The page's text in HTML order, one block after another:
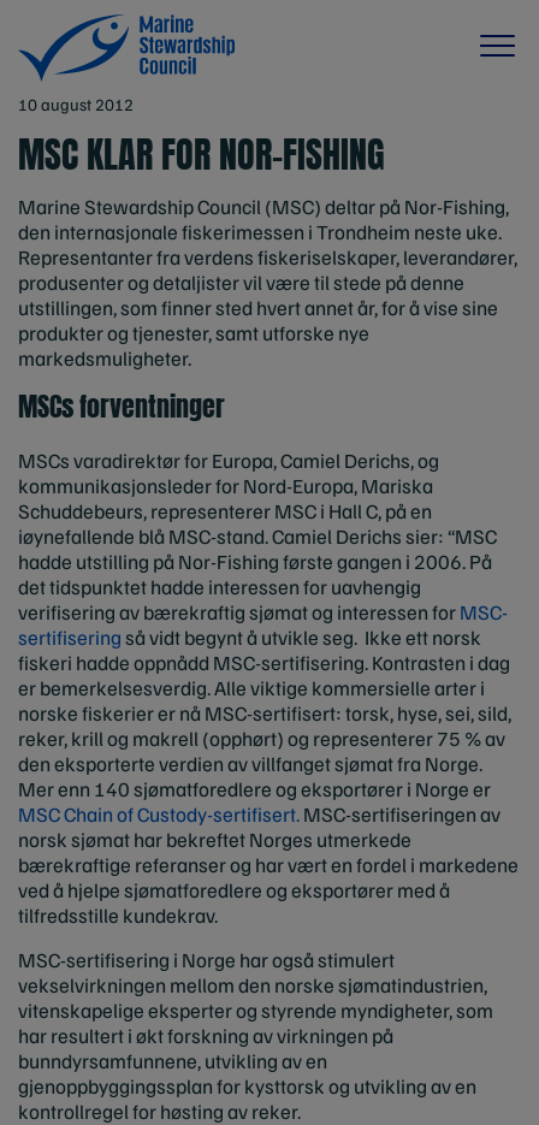
10 august 2012
MSC KLAR FOR NOR-FISHING
Marine Stewardship Council (MSC) deltar på Nor-Fishing,
den internasjonale fiskerimessen i Trondheim neste uke.
Representanter fra verdens fiskeriselskaper, leverandører,
produsenter og detaljister vil være til stede på denne
utstillingen, som finner sted hvert annet år, for å vise sine
produkter og tjenester, samt utforske nye
markedsmuligheter.
MSCs forventninger
MSCs varadirektør for Europa, Camiel Derichs, og
kommunikasjonsleder for Nord-Europa, Mariska
Schuddebeurs, representerer MSC i Hall C, på en
iøynefallende blå MSC-stand. Camiel Derichs sier: “MSC
hadde utstilling på Nor-Fishing første gangen i 2006. På
det tidspunktet hadde interessen for uavhengig
verifisering av bærekraftig sjømat og interessen forMSC-
sertifiseringså vidt begynt å utvikle seg. Ikke ett norsk
fiskeri hadde oppnådd MSC-sertifisering. Kontrasten i dag
er bemerkelsesverdig. Alle viktige kommersielle arter i
norske fiskerier er nå MSC-sertifisert: torsk, hyse, sei, sild,
reker, krill og makrell (opphørt) og representerer 75 % av
den eksporterte verdien av villfanget sjømat fra Norge.
Mer enn 140 sjømatforedlere og eksportører i Norge er
MSC Chain of Custody-sertifisert.MSC-sertifiseringen av
norsk sjømat har bekreftet Norges utmerkede
bærekraftige referanser og har vært en fordel i markedene
ved å hjelpe sjømatforedlere og eksportører med å
tilfredsstille kundekrav.
MSC-sertifisering i Norge har også stimulert
vekselvirkningen mellom den norske sjømatindustrien,
vitenskapelige eksperter og styrende myndigheter, som
har resultert i økt forskning av virkningen på
bunndyrsamfunnene, utvikling av en
gjenoppbyggingssplan for kysttorsk og utvikling av en
kontrollregel for høsting av reker.